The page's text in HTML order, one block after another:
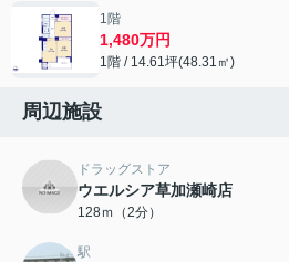
1階
1,480万円
1階 / 14.61坪(48.31㎡)
周辺施設
ドラッグストア
ウエルシア草加瀬崎店
128ｍ（2分）
駅